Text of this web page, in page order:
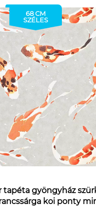
68 CM
SZÉLES
tapéta gyöngyház
koi ponty